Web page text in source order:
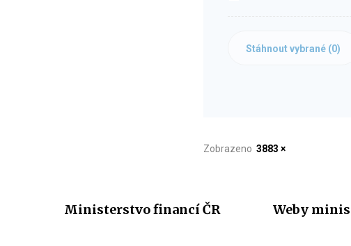
Stáhnout vybrané (0)
Zobrazeno 3883 ×
Ministerstvo financí ČR Weby